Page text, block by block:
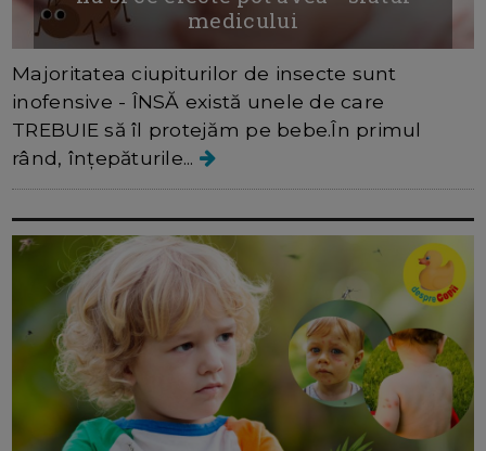
medicului
Majoritatea ciupiturilor de insecte sunt
inofensive - ÎNSĂ există unele de care
TREBUIE să îl protejăm pe bebe.În primul
rând, înțepăturile...